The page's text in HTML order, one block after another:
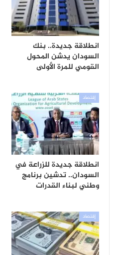
انطلاقة جديدة.. بنك
السودان يدشن المحول
القومي للمرة الأولى
إقتصاد
انطلاقة جديدة للزراعة في
السودان.. تدشين برنامج
وطني لبناء القدرات
إقتصاد